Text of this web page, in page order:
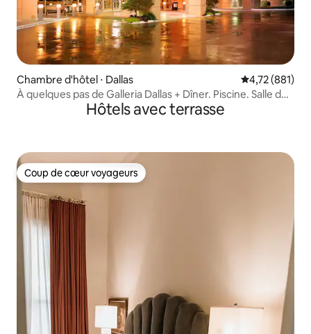
Chambre d'hôtel ⋅ Dallas Évaluation
4,72 (881)
À quelques pas de Galleria Dallas + Dîner. Piscine. Salle de
Hôtels avec terrasse
Coup de cœur voyageurs
Coup de cœur voyageurs